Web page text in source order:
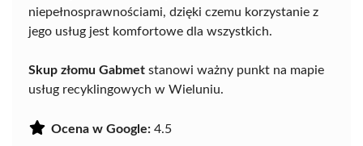
niepełnosprawnościami, dzięki czemu korzystanie z
jego usług jest komfortowe dla wszystkich.
Skup złomu Gabmet stanowi ważny punkt na mapie
usług recyklingowych w Wieluniu.
Ocena w Google: 4.5